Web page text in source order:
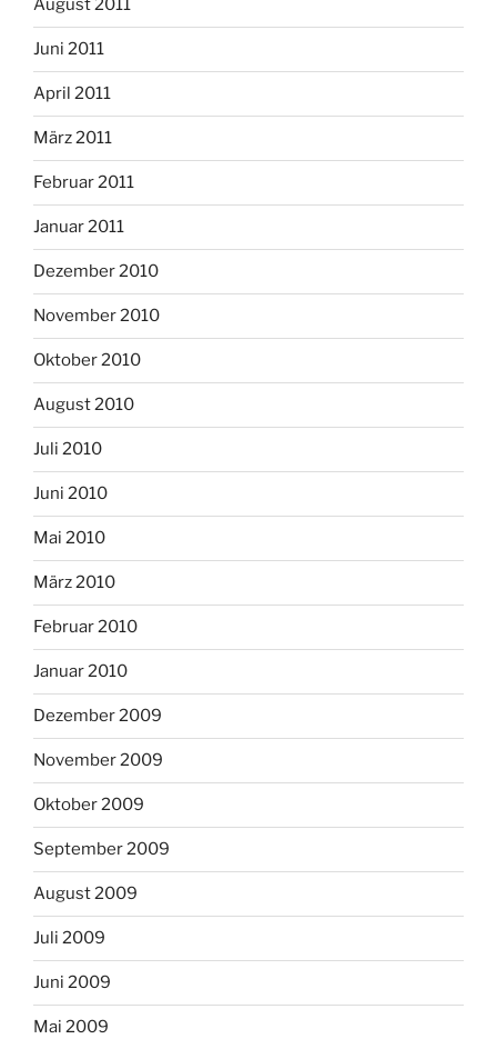
August 2011
Juni 2011
April 2011
März 2011
Februar 2011
Januar 2011
Dezember 2010
November 2010
Oktober 2010
August 2010
Juli 2010
Juni 2010
Mai 2010
März 2010
Februar 2010
Januar 2010
Dezember 2009
November 2009
Oktober 2009
September 2009
August 2009
Juli 2009
Juni 2009
Mai 2009